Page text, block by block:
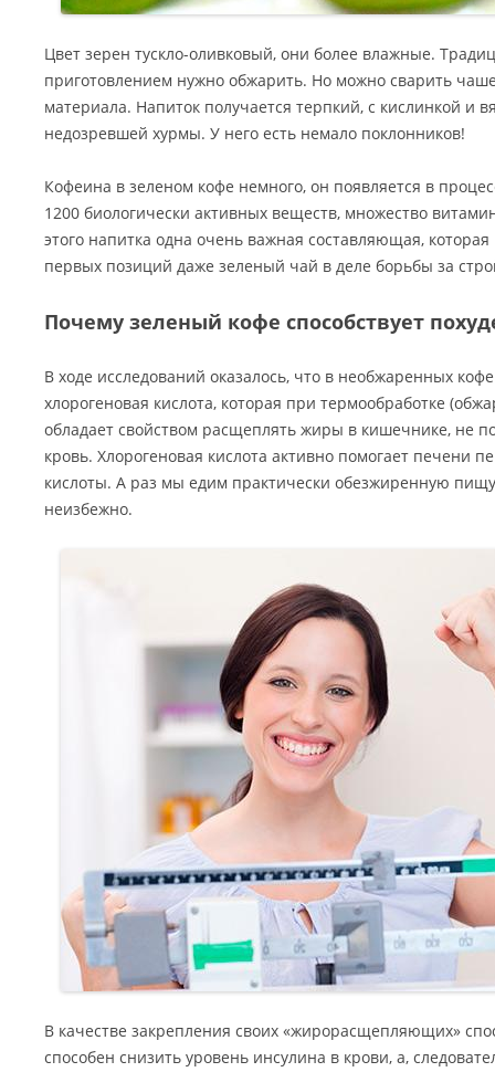
Цвет зерен тускло-оливковый, они более влажные.
приготовлением нужно обжарить. Но можно сварить
материала. Напиток получается терпкий, с кислинкой и
недозревшей хурмы. У него есть немало поклонников!
Кофеина в зеленом кофе немного, он появляется в
1200 биологически активных веществ, множество
этого напитка одна очень важная составляющая, которая
первых позиций даже зеленый чай в деле борьбы за
Почему зеленый кофе способствует
В ходе исследований оказалось, что в необжаренных
хлорогеновая кислота, которая при термообработке
обладает свойством расщеплять жиры в кишечнике, не
кровь. Хлорогеновая кислота активно помогает печени
кислоты. А раз мы едим практически обезжиренную
неизбежно.
В качестве закрепления своих «жирорасщепляющих»
способен снизить уровень инсулина в крови, а,